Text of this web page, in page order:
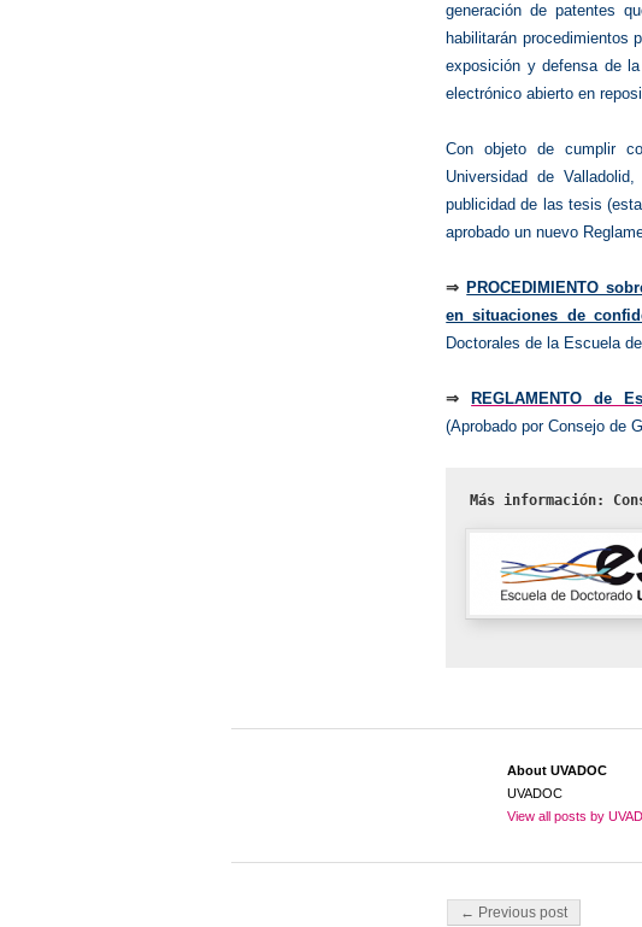
generación de patentes
habilitarán procedimientos
exposición y defensa de
electrónico abierto en
Con objeto de cumplir
Universidad de
publicidad de las tesis
aprobado un nuevo
⇒ PROCEDIMIENTO
en situaciones de
Doctorales de la Escuela
⇒ REGLAMENTO de
(Aprobado por Consejo de
Más información:
About UVADOC
UVADOC
View all posts by
Post navigation
← Previous post